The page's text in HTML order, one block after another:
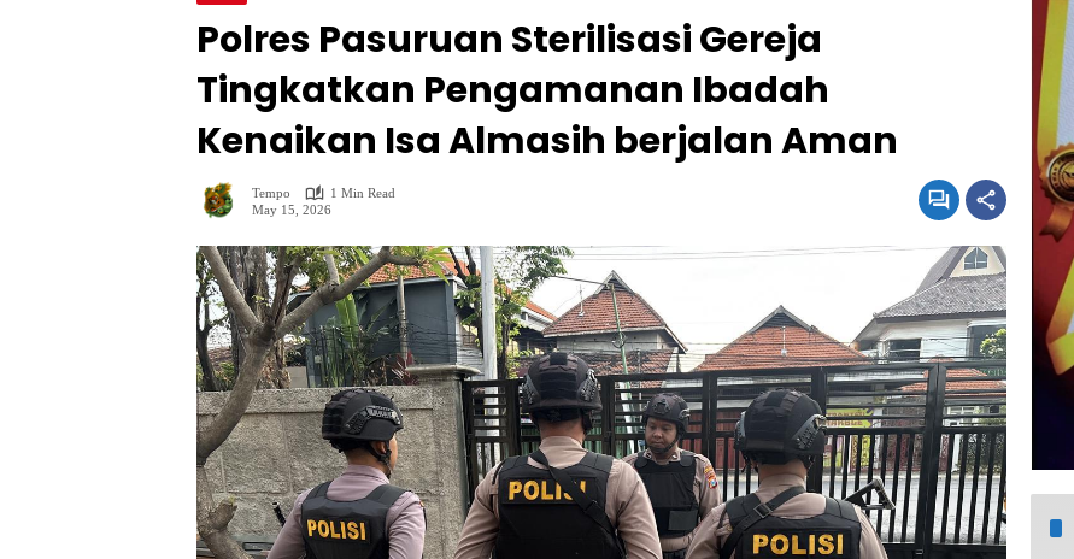
Polres Pasuruan Sterilisasi Gereja
Tingkatkan Pengamanan Ibadah
Kenaikan Isa Almasih berjalan Aman
Tempo
1 Min Read
May 15, 2026